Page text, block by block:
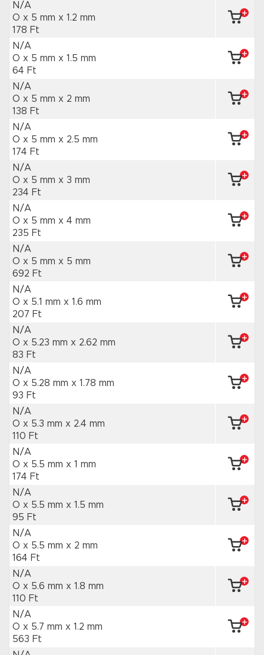
N/A
O x 5 mm x 1.2 mm
178 Ft
N/A
O x 5 mm x 1.5 mm
64 Ft
N/A
O x 5 mm x 2 mm
138 Ft
N/A
O x 5 mm x 2.5 mm
174 Ft
N/A
O x 5 mm x 3 mm
234 Ft
N/A
O x 5 mm x 4 mm
235 Ft
N/A
O x 5 mm x 5 mm
692 Ft
N/A
O x 5.1 mm x 1.6 mm
207 Ft
N/A
O x 5.23 mm x 2.62 mm
83 Ft
N/A
O x 5.28 mm x 1.78 mm
93 Ft
N/A
O x 5.3 mm x 2.4 mm
110 Ft
N/A
O x 5.5 mm x 1 mm
174 Ft
N/A
O x 5.5 mm x 1.5 mm
95 Ft
N/A
O x 5.5 mm x 2 mm
164 Ft
N/A
O x 5.6 mm x 1.8 mm
110 Ft
N/A
O x 5.7 mm x 1.2 mm
563 Ft